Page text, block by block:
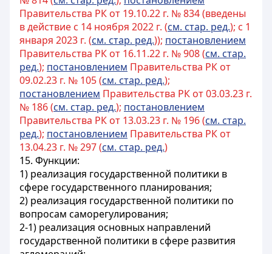
Правительства РК от 19.10.22 г. № 834 (введены
в действие с 14 ноября 2022 г. (см. стар. ред.); с 1
января 2023 г. (см. стар. ред.)); постановлением
Правительства РК от 16.11.22 г. № 908 (см. стар.
ред.); постановлением Правительства РК от
09.02.23 г. № 105 (см. стар. ред.);
постановлением Правительства РК от 03.03.23 г.
№ 186 (см. стар. ред.); постановлением
Правительства РК от 13.03.23 г. № 196 (см. стар.
ред.); постановлением Правительства РК от
13.04.23 г. № 297 (см. стар. ред.)
15. Функции:
1) реализация государственной политики в
сфере государственного планирования;
2) реализация государственной политики по
вопросам саморегулирования;
2-1) реализация основных направлений
государственной политики в сфере развития